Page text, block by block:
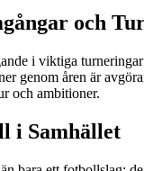
och
i viktiga turneringar
genom åren är
och ambitioner.
i Samhället